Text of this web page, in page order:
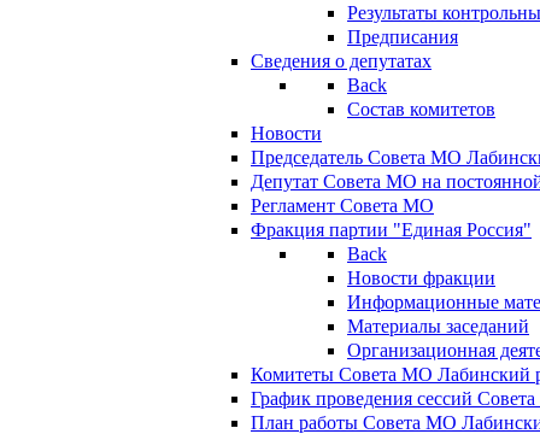
Результаты
Предписания
Сведения о депутатах
Back
Состав комитетов
Новости
Председатель Совета МО
Депутат Совета МО на
Регламент Совета МО
Фракция партии "Единая Россия"
Back
Новости фракции
Информационные
Материалы заседаний
Организационная
Комитеты Совета МО Лабинский
График проведения сессий
План работы Совета МО